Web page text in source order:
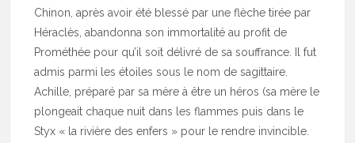
Chinon, après avoir été blessé par une flèche tirée par
Héraclès, abandonna son immortalité au profit de
Prométhée pour qu’il soit délivré de sa souffrance. Il fut
admis parmi les étoiles sous le nom de sagittaire.
Achille, préparé par sa mère à être un héros (sa mère le
plongeait chaque nuit dans les flammes puis dans le
Styx « la rivière des enfers » pour le rendre invincible.